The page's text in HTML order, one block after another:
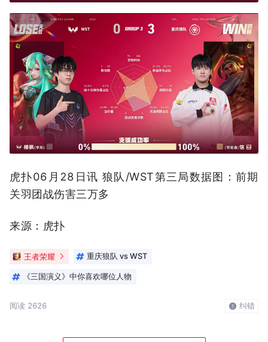
虎扑06月28日讯 狼队/WST第三局数据图：前期
关羽团战伤害三万多
来源：虎扑
王者荣耀 重庆狼队 vs WST
《三国演义》中你喜欢哪位人物
阅读 2626 纠错